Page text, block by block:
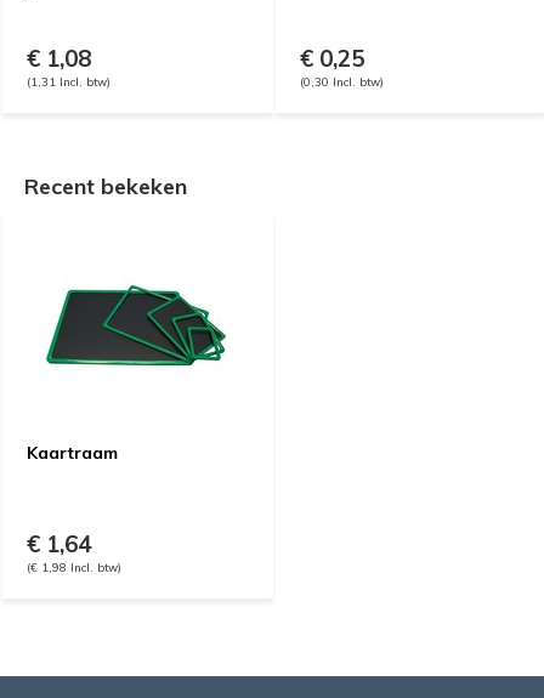
€ 1,08
(1,31 Incl. btw)
€ 0,25
(0,30 Incl. btw)
Recent bekeken
Kaartraam
€ 1,64
(€ 1,98 Incl. btw)